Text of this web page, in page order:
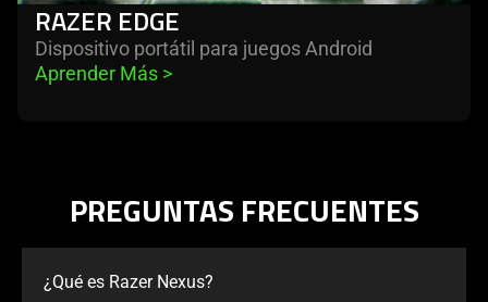
RAZER EDGE
Dispositivo portátil para juegos Android
Aprender Más >
PREGUNTAS FRECUENTES
¿Qué es Razer Nexus?